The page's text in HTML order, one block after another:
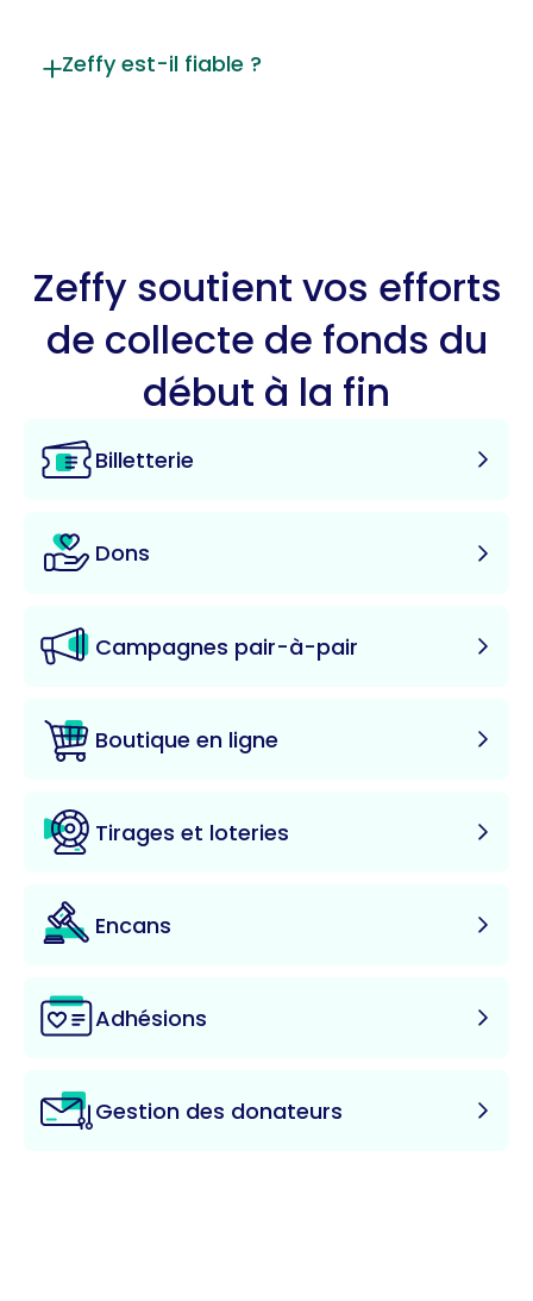
Zeffy est-il fiable ?
Zeffy soutient vos efforts
de collecte de fonds du
début à la fin
Billetterie
Dons
Campagnes pair-à-pair
Boutique en ligne
Tirages et loteries
Encans
Adhésions
Gestion des donateurs